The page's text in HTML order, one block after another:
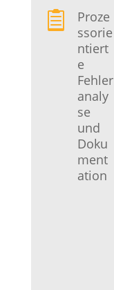

Proze
ssorie
ntiert
e
Fehler
analy
se
und
Doku
ment
ation